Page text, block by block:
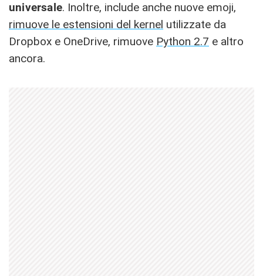
universale. Inoltre, include anche nuove emoji,
rimuove le estensioni del kernel utilizzate da
Dropbox e OneDrive, rimuove Python 2.7 e altro
ancora.